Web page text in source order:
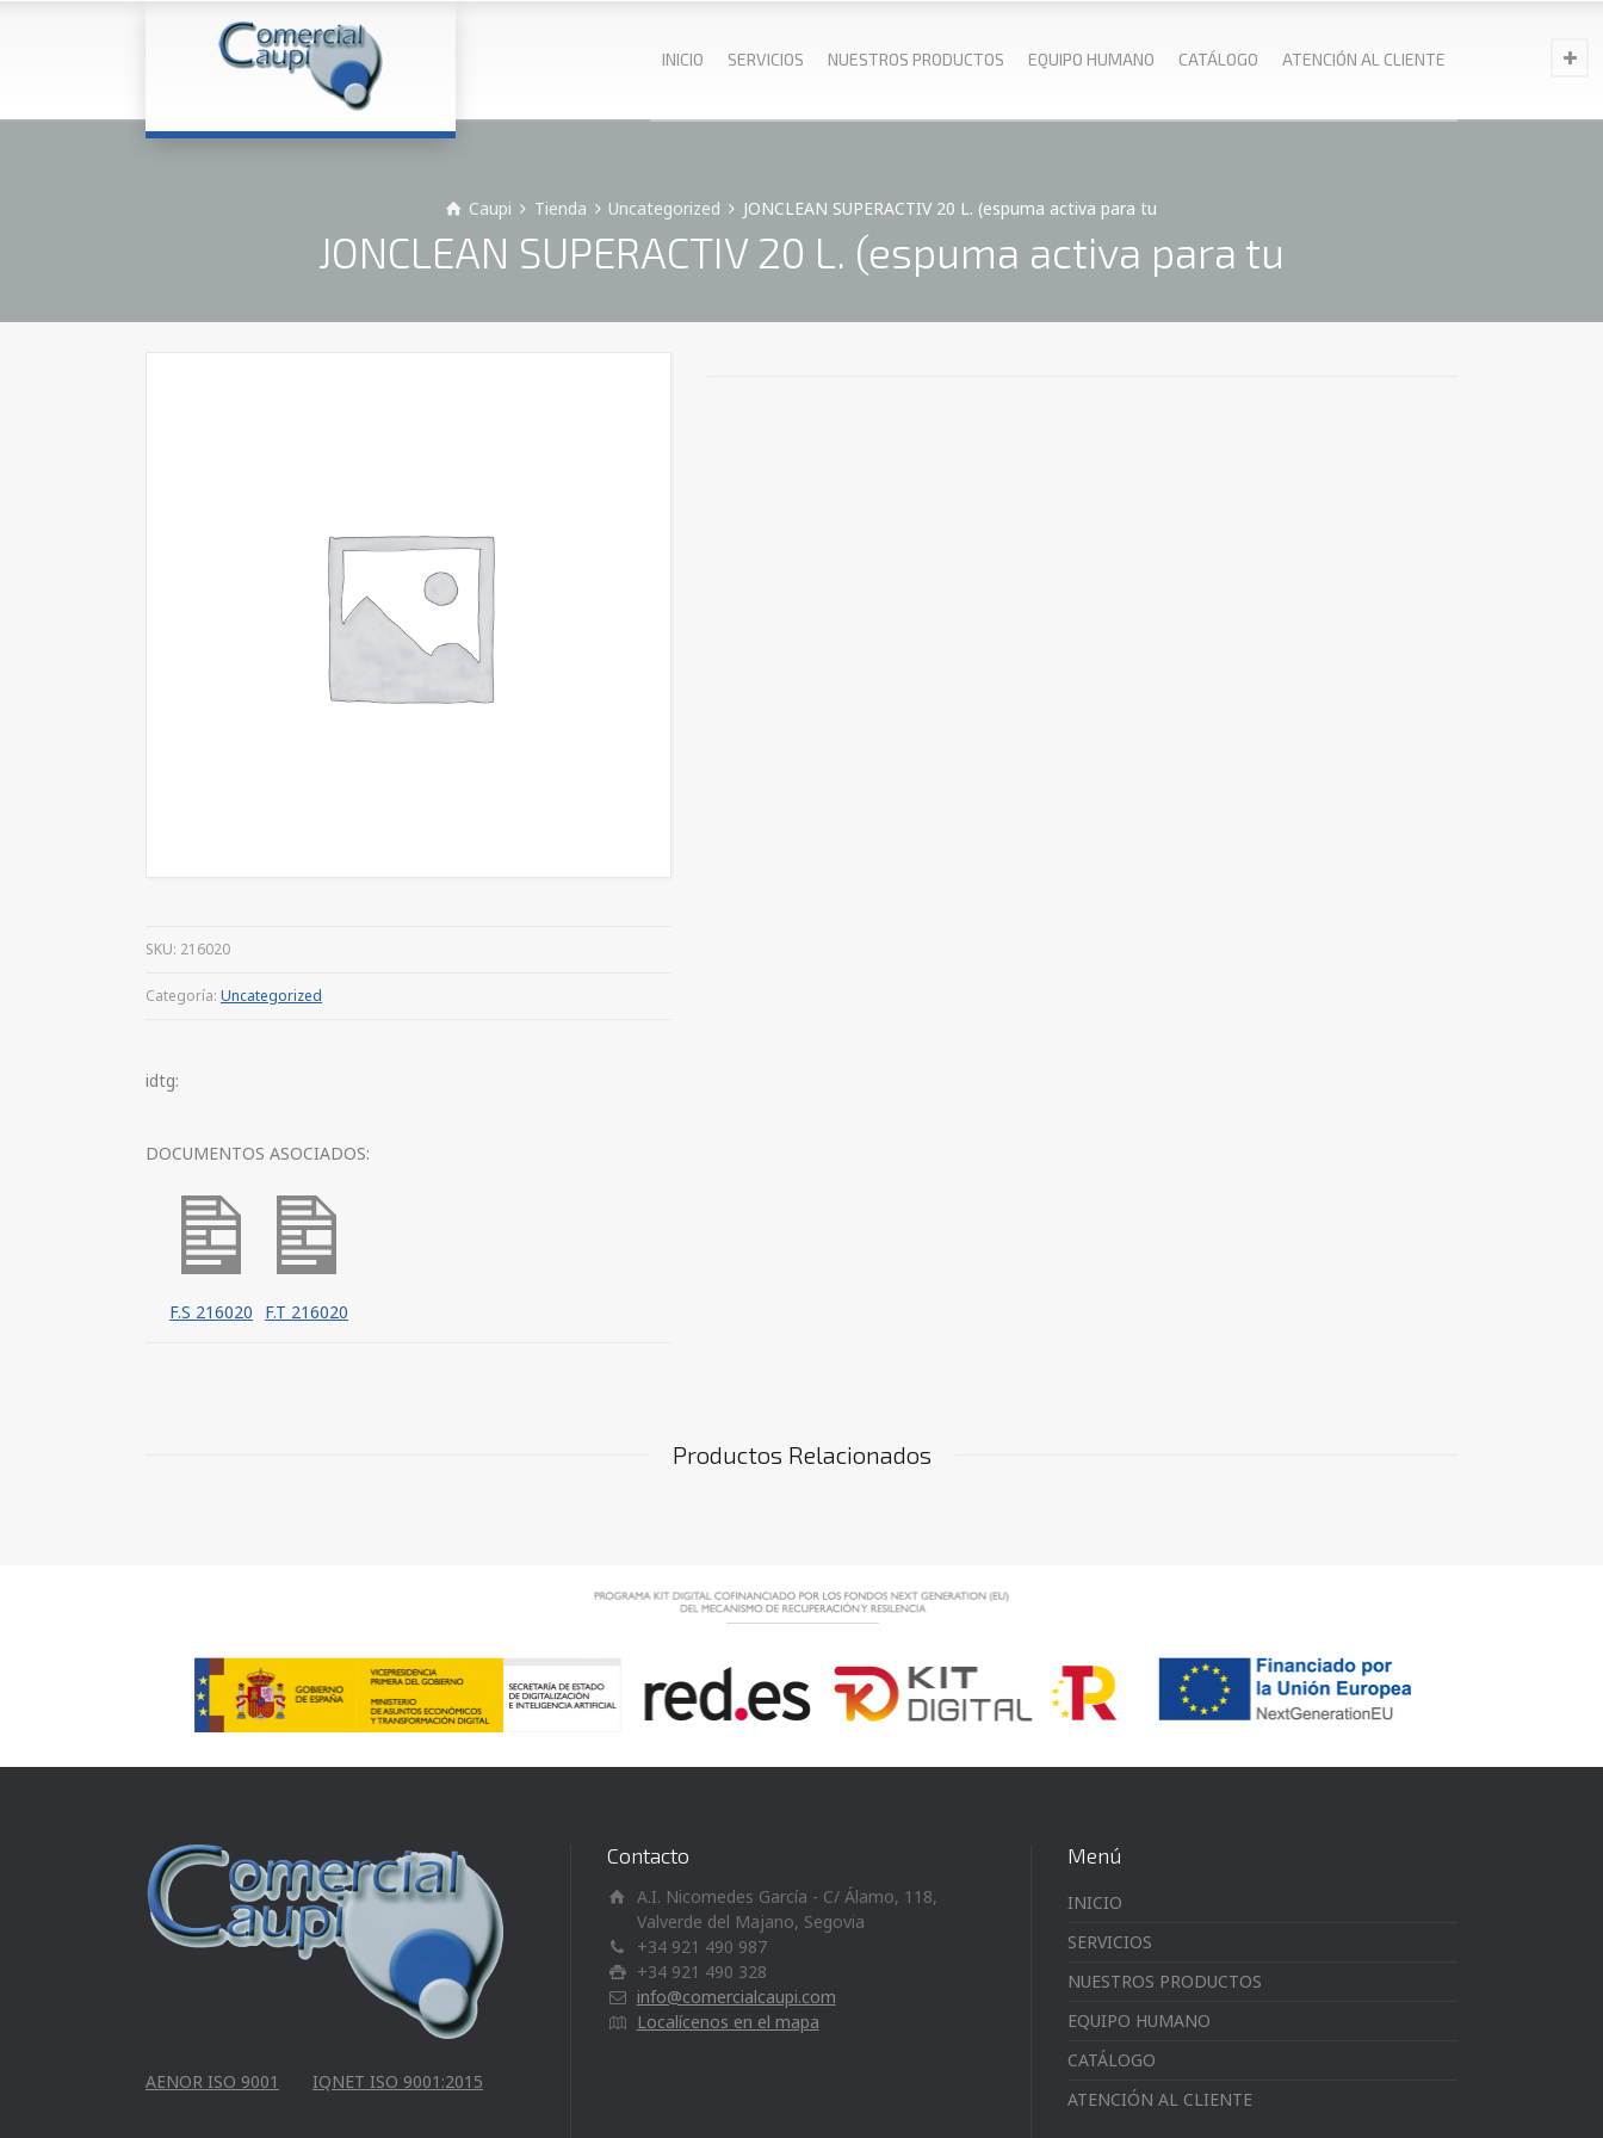
INICIO SERVICIOS NUESTROS PRODUCTOS EQUIPO HUMANO CATÁLOGO ATENCIÓN AL CLIENTE
Caupi Tienda Uncategorized JONCLEAN SUPERACTIV 20 L. (espuma activa para tu
JONCLEAN SUPERACTIV 20 L. (espuma activa para tu
SKU: 216020
Categoría: Uncategorized
idtg:
DOCUMENTOS ASOCIADOS:
F.S 216020 F.T 216020
Productos Relacionados
AENOR ISO 9001 IQNET ISO 9001:2015
Contacto
A.I. Nicomedes García - C/ Álamo, 118,
Valverde del Majano, Segovia
+34 921 490 987
+34 921 490 328
info@comercialcaupi.com
Localícenos en el mapa
Menú
INICIO
SERVICIOS
NUESTROS PRODUCTOS
EQUIPO HUMANO
CATÁLOGO
ATENCIÓN AL CLIENTE